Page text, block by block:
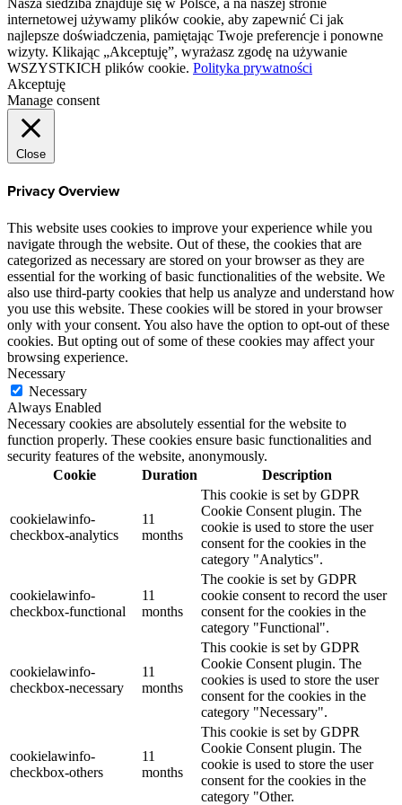
Nasza siedziba znajduje się w Polsce, a na naszej stronie
internetowej używamy plików cookie, aby zapewnić Ci jak
najlepsze doświadczenia, pamiętając Twoje preferencje i ponowne
wizyty. Klikając „Akceptuję”, wyrażasz zgodę na używanie
WSZYSTKICH plików cookie. Polityka prywatności
Akceptuję
Manage consent
Close
Privacy Overview
This website uses cookies to improve your experience while you
navigate through the website. Out of these, the cookies that are
categorized as necessary are stored on your browser as they are
essential for the working of basic functionalities of the website. We
also use third-party cookies that help us analyze and understand how
you use this website. These cookies will be stored in your browser
only with your consent. You also have the option to opt-out of these
cookies. But opting out of some of these cookies may affect your
browsing experience.
Necessary
Necessary
Always Enabled
Necessary cookies are absolutely essential for the website to
function properly. These cookies ensure basic functionalities and
security features of the website, anonymously.
Cookie
Duration Description
cookielawinfo-
checkbox-analytics
11
months
This cookie is set by GDPR
Cookie Consent plugin. The
cookie is used to store the user
consent for the cookies in the
category "Analytics".
cookielawinfo-
checkbox-functional
11
months
The cookie is set by GDPR
cookie consent to record the user
consent for the cookies in the
category "Functional".
cookielawinfo-
checkbox-necessary
11
months
This cookie is set by GDPR
Cookie Consent plugin. The
cookies is used to store the user
consent for the cookies in the
category "Necessary".
cookielawinfo-
checkbox-others
11
months
This cookie is set by GDPR
Cookie Consent plugin. The
cookie is used to store the user
consent for the cookies in the
category "Other.